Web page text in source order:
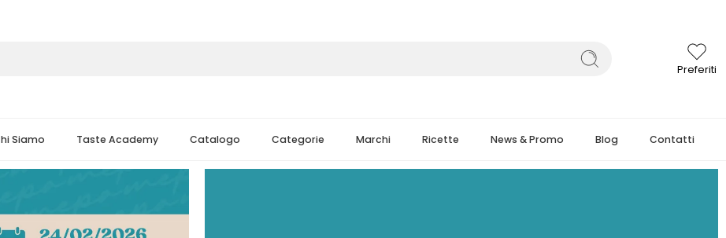
Preferiti
Siamo Taste Academy Catalogo Categorie Marchi Ricette News & Promo Blog Contatti